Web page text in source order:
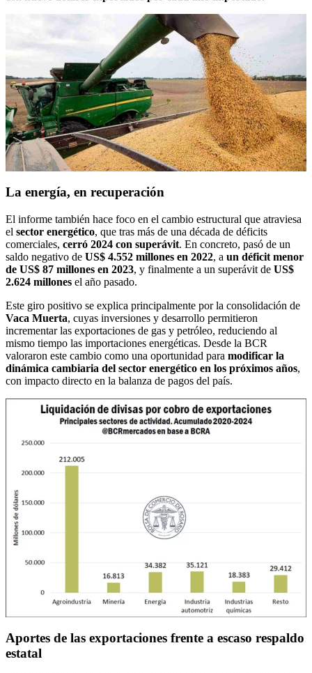
La energía, en recuperación
El informe también hace foco en el cambio estructural que atraviesa
el sector energético, que tras más de una década de déficits
comerciales, cerró 2024 con superávit. En concreto, pasó de un
saldo negativo de US$ 4.552 millones en 2022, a un déficit menor
de US$ 87 millones en 2023, y finalmente a un superávit de US$
2.624 millones el año pasado.
Este giro positivo se explica principalmente por la consolidación de
Vaca Muerta, cuyas inversiones y desarrollo permitieron
incrementar las exportaciones de gas y petróleo, reduciendo al
mismo tiempo las importaciones energéticas. Desde la BCR
valoraron este cambio como una oportunidad para modificar la
dinámica cambiaria del sector energético en los próximos años,
con impacto directo en la balanza de pagos del país.
Aportes de las exportaciones frente a escaso respaldo
estatal